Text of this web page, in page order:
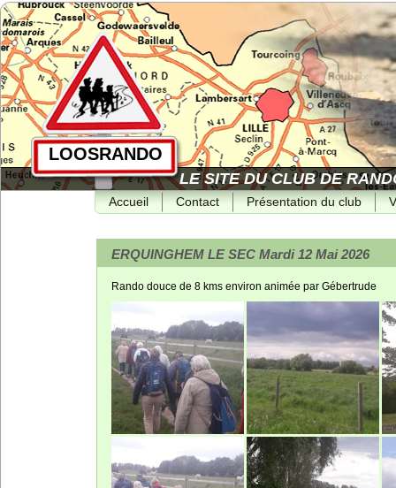
LOOSRANDO
LE SITE DU CLUB DE
Accueil Contact Présentation du club
ERQUINGHEM LE SEC Mardi 12 Mai 2026
Rando douce de 8 kms environ animée par Gébertrude